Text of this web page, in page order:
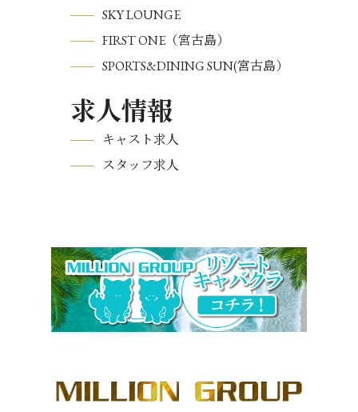
SKY LOUNGE
FIRST ONE（宮古島）
SPORTS&DINING SUN(宮古島）
求人情報
キャスト求人
スタッフ求人